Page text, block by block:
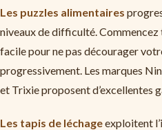
Les puzzles alimentaires
niveaux de difficulté. Commencez
facile pour ne pas décourager
progressivement. Les marques
et Trixie proposent d’excellentes
Les tapis de léchageexploitent